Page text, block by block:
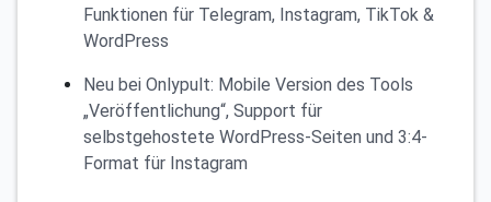
Funktionen für Telegram, Instagram, TikTok &
WordPress
Neu bei Onlypult: Mobile Version des Tools
„Veröffentlichung“, Support für
selbstgehostete WordPress-Seiten und 3:4-
Format für Instagram